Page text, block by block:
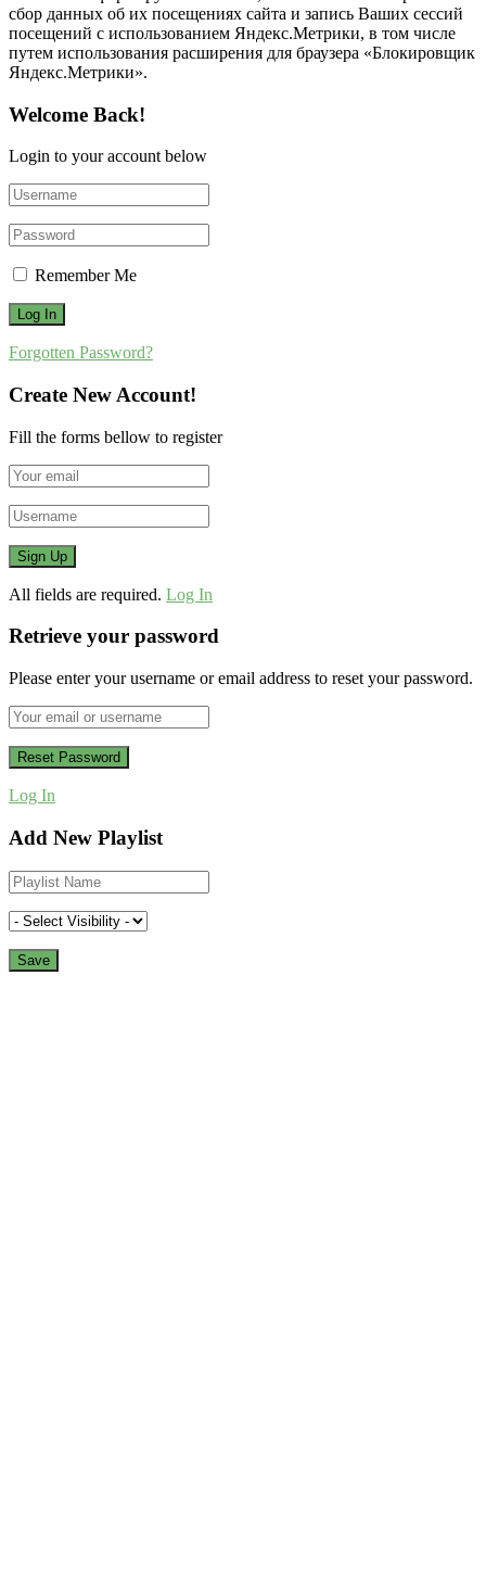
сбор данных об их посещениях сайта и запись Ваших сессий
посещений с использованием Яндекс.Метрики, в том числе
путем использования расширения для браузера «Блокировщик
Яндекс.Метрики».
Welcome Back!
Login to your account below
Remember Me
Forgotten Password?
Create New Account!
Fill the forms bellow to register
All fields are required. Log In
Retrieve your password
Please enter your username or email address to reset your password.
Log In
Add New Playlist